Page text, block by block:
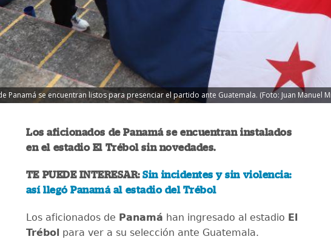
Panamá se encuentran listos para presenciar el partido ante Guatemala. (Foto: Juan Manuel
Los aficionados de Panamá se encuentran instalados
en el estadio El Trébol sin novedades.
TE PUEDE INTERESAR:Sin incidentes y sin violencia:
así llegó Panamá al estadio del Trébol
Los aficionados de Panamá han ingresado al estadio El
Trébol para ver a su selección ante Guatemala.